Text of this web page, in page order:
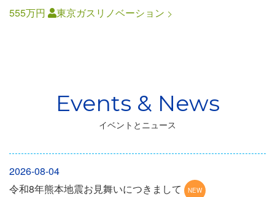
555万円 東京ガスリノベーション
イベントとニュース
2026-08-04
令和8年熊本地震お見舞いにつきまして